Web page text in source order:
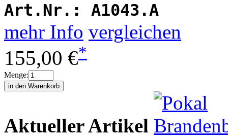
Art.Nr.: A1043.A
mehr Info vergleichen
155,00 €*
Menge:
Aktueller Artikel